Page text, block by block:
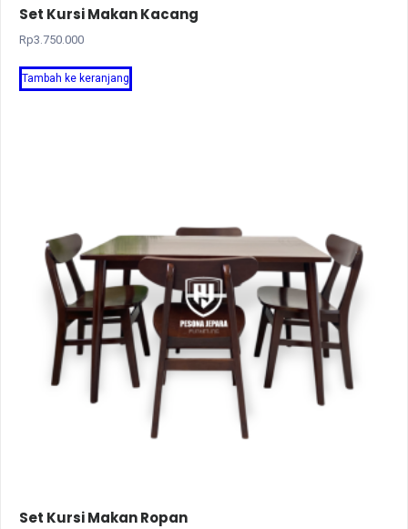
Set Kursi Makan Kacang
Rp3.750.000
Tambah ke keranjang
Set Kursi Makan Ropan